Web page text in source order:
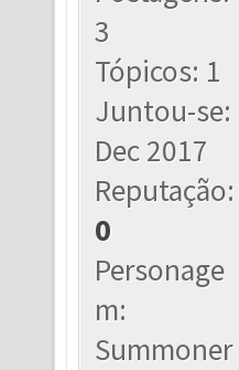
3
Tópicos: 1
Juntou-se:
Dec 2017
Reputação:
0
Personage
m:
Summoner